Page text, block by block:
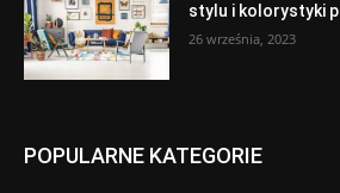
stylu i kolorystyki
26 września, 2023
POPULARNE KATEGORIE